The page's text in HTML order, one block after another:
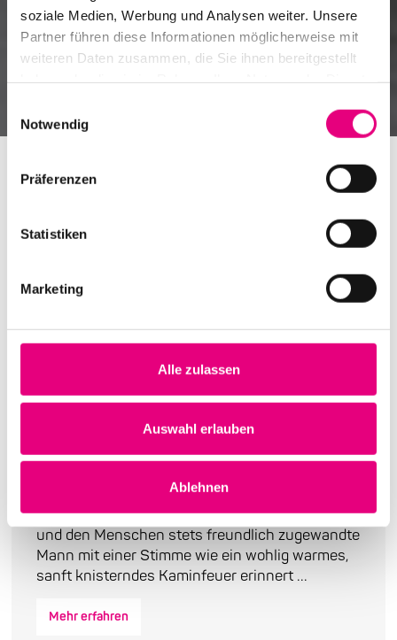
soziale Medien, Werbung und Analysen weiter. Unsere
Partner führen diese Informationen möglicherweise mit
weiteren Daten zusammen, die Sie ihnen bereitgestellt
Notwendig
Präferenzen
Statistiken
Marketing
Alle zulassen
Auswahl erlauben
Ablehnen
Neues aus der Welt von Enjoy Jazz
Zum Enjoy Jazz Kanal auf YouTube
Die Galionsfigur des Jazz kommt
nach Mannheim
Gregory Porter, dieser hünenhafte, dem Leben
und den Menschen stets freundlich zugewandte
Mann mit einer Stimme wie ein wohlig warmes,
sanft knisterndes Kaminfeuer erinnert ...
Mehr erfahren